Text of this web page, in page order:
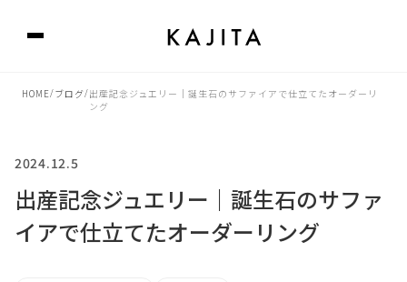
HOME/ブログ/出産記念ジュエリー｜誕生石のサファイアで仕立てたオーダーリ
ング
2024.12.5
出産記念ジュエリー｜誕生石のサファ
イアで仕立てたオーダーリング